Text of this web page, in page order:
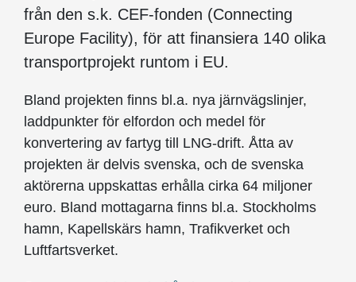
från den s.k. CEF-fonden (Connecting
Europe Facility), för att finansiera 140 olika
transportprojekt runtom i EU.
Bland projekten finns bl.a. nya järnvägslinjer,
laddpunkter för elfordon och medel för
konvertering av fartyg till LNG-drift. Åtta av
projekten är delvis svenska, och de svenska
aktörerna uppskattas erhålla cirka 64 miljoner
euro. Bland mottagarna finns bl.a. Stockholms
hamn, Kapellskärs hamn, Trafikverket och
Luftfartsverket.